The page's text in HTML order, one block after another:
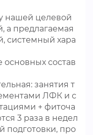
нашей целевой
а предлагаемая
системный хара
состав
занятия т
ЛФК и с
+ фиточа
3 раза в недел
подготовки, про